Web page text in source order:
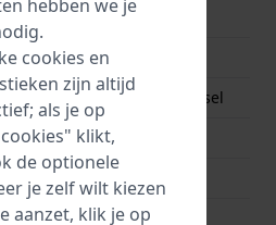
Zilver
Roestvrij staal
Geschroefde achterdeksel
Saffier
Trek kroon
Roestvrij staal
hebben we je
cookies en
zijn altijd
als je op
klikt,
de optionele
je zelf wilt kiezen
aanzet, klik je op